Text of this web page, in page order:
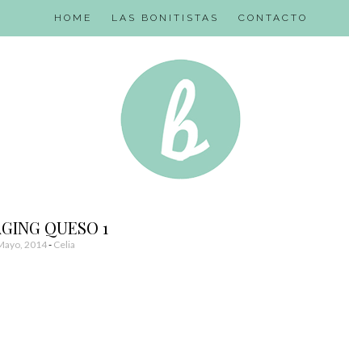
HOME LAS BONITISTAS CONTACTO
QUESO 1
2014- Celia